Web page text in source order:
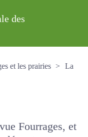
des
et les prairies
Fourrages, et